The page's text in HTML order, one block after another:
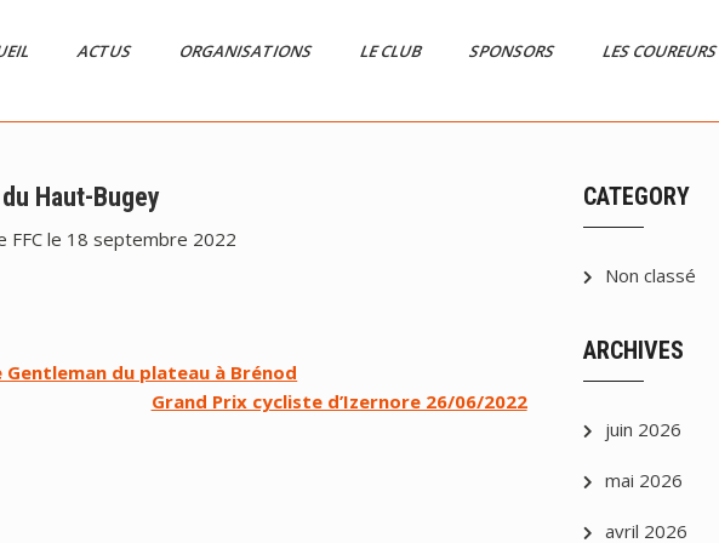
ACTUS ORGANISATIONS LE CLUB SPONSORS LES COUREURS
Haut-Bugey
FFC le 18 septembre 2022
Gentleman du plateau à Brénod
Grand Prix cycliste d’Izernore 26/06/2022
CATEGORY
Non classé
ARCHIVES
juin 2026
mai 2026
avril 2026